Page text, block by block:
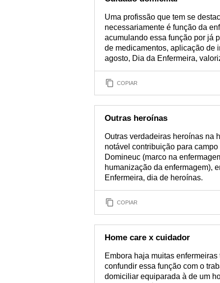
Uma profissão que tem se
necessariamente é função da
acumulando essa função por já
de medicamentos, aplicação de
agosto, Dia da Enfermeira,
COPIAR
Outras heroínas
Outras verdadeiras heroínas na
notável contribuição para
Domineuc (marco na
humanização da enfermagem),
Enfermeira, dia de heroínas.
COPIAR
Home care x cuidador
Embora haja muitas
confundir essa função com o
domiciliar equiparada à de um